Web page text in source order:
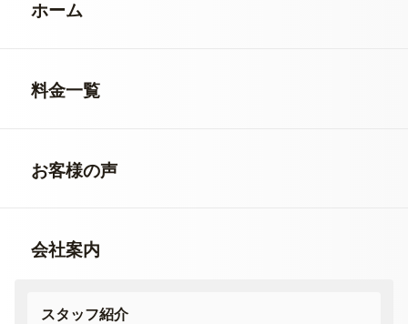
ホーム
料金一覧
お客様の声
会社案内
スタッフ紹介